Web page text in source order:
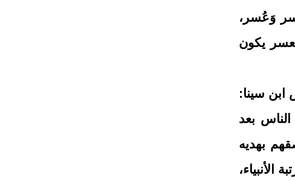
وَعُسر،
يكون
ابن سينا:
بعد
بهديه
الأنبياء،